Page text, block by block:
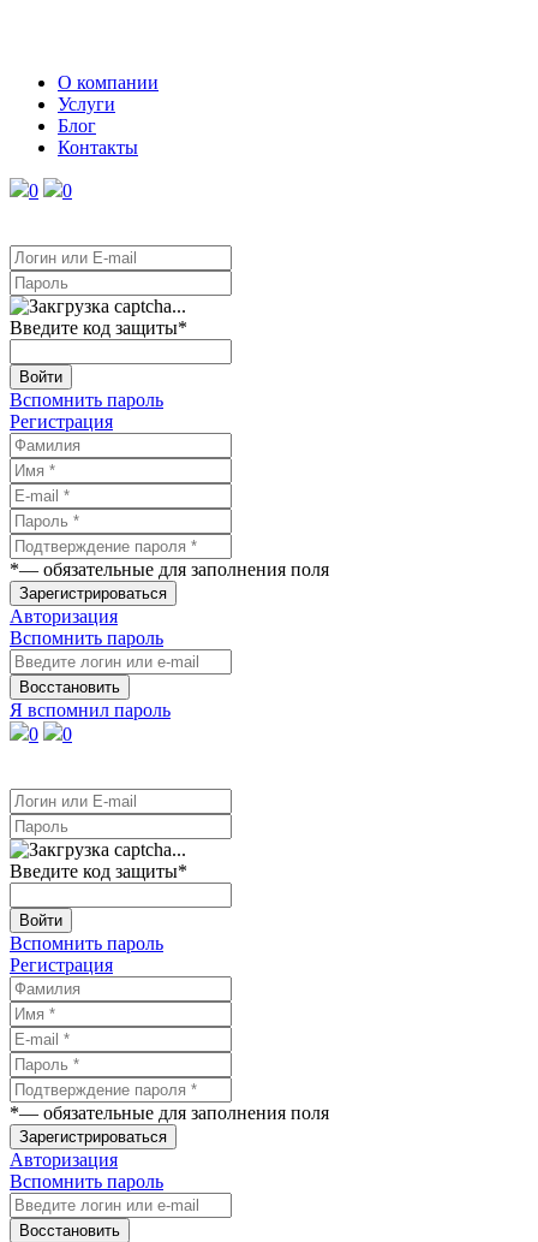
О компании
Услуги
Блог
Контакты
0 0
Введите код защиты*
Войти
Вспомнить пароль
Регистрация
*— обязательные для заполнения поля
Зарегистрироваться
Авторизация
Вспомнить пароль
Восстановить
Я вспомнил пароль
0
0
Введите код защиты*
Войти
Вспомнить пароль
Регистрация
*— обязательные для заполнения поля
Зарегистрироваться
Авторизация
Вспомнить пароль
Восстановить